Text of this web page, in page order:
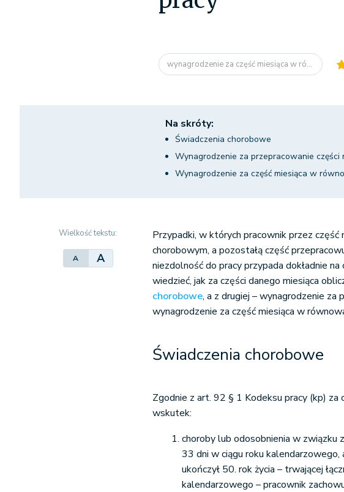
wynagrodzenie za część miesiąca w ró...
Na skróty:
Świadczenia chorobowe
Wynagrodzenie za przepracowanie części
Wynagrodzenie za część miesiąca w
Wielkość tekstu:
A A
Przypadki, w których pracownik przez część
chorobowym, a pozostałą część
niezdolność do pracy przypada dokładnie
wiedzieć, jak za części danego miesiąca
chorobowe, a z drugiej – wynagrodzenie za
wynagrodzenie za część miesiąca w
Świadczenia chorobowe
Zgodnie z art. 92 § 1 Kodeksu pracy (kp) za
wskutek:
choroby lub odosobnienia w związku
33 dni w ciągu roku
ukończył 50. rok życia – trwającej
kalendarzowego – pracownik